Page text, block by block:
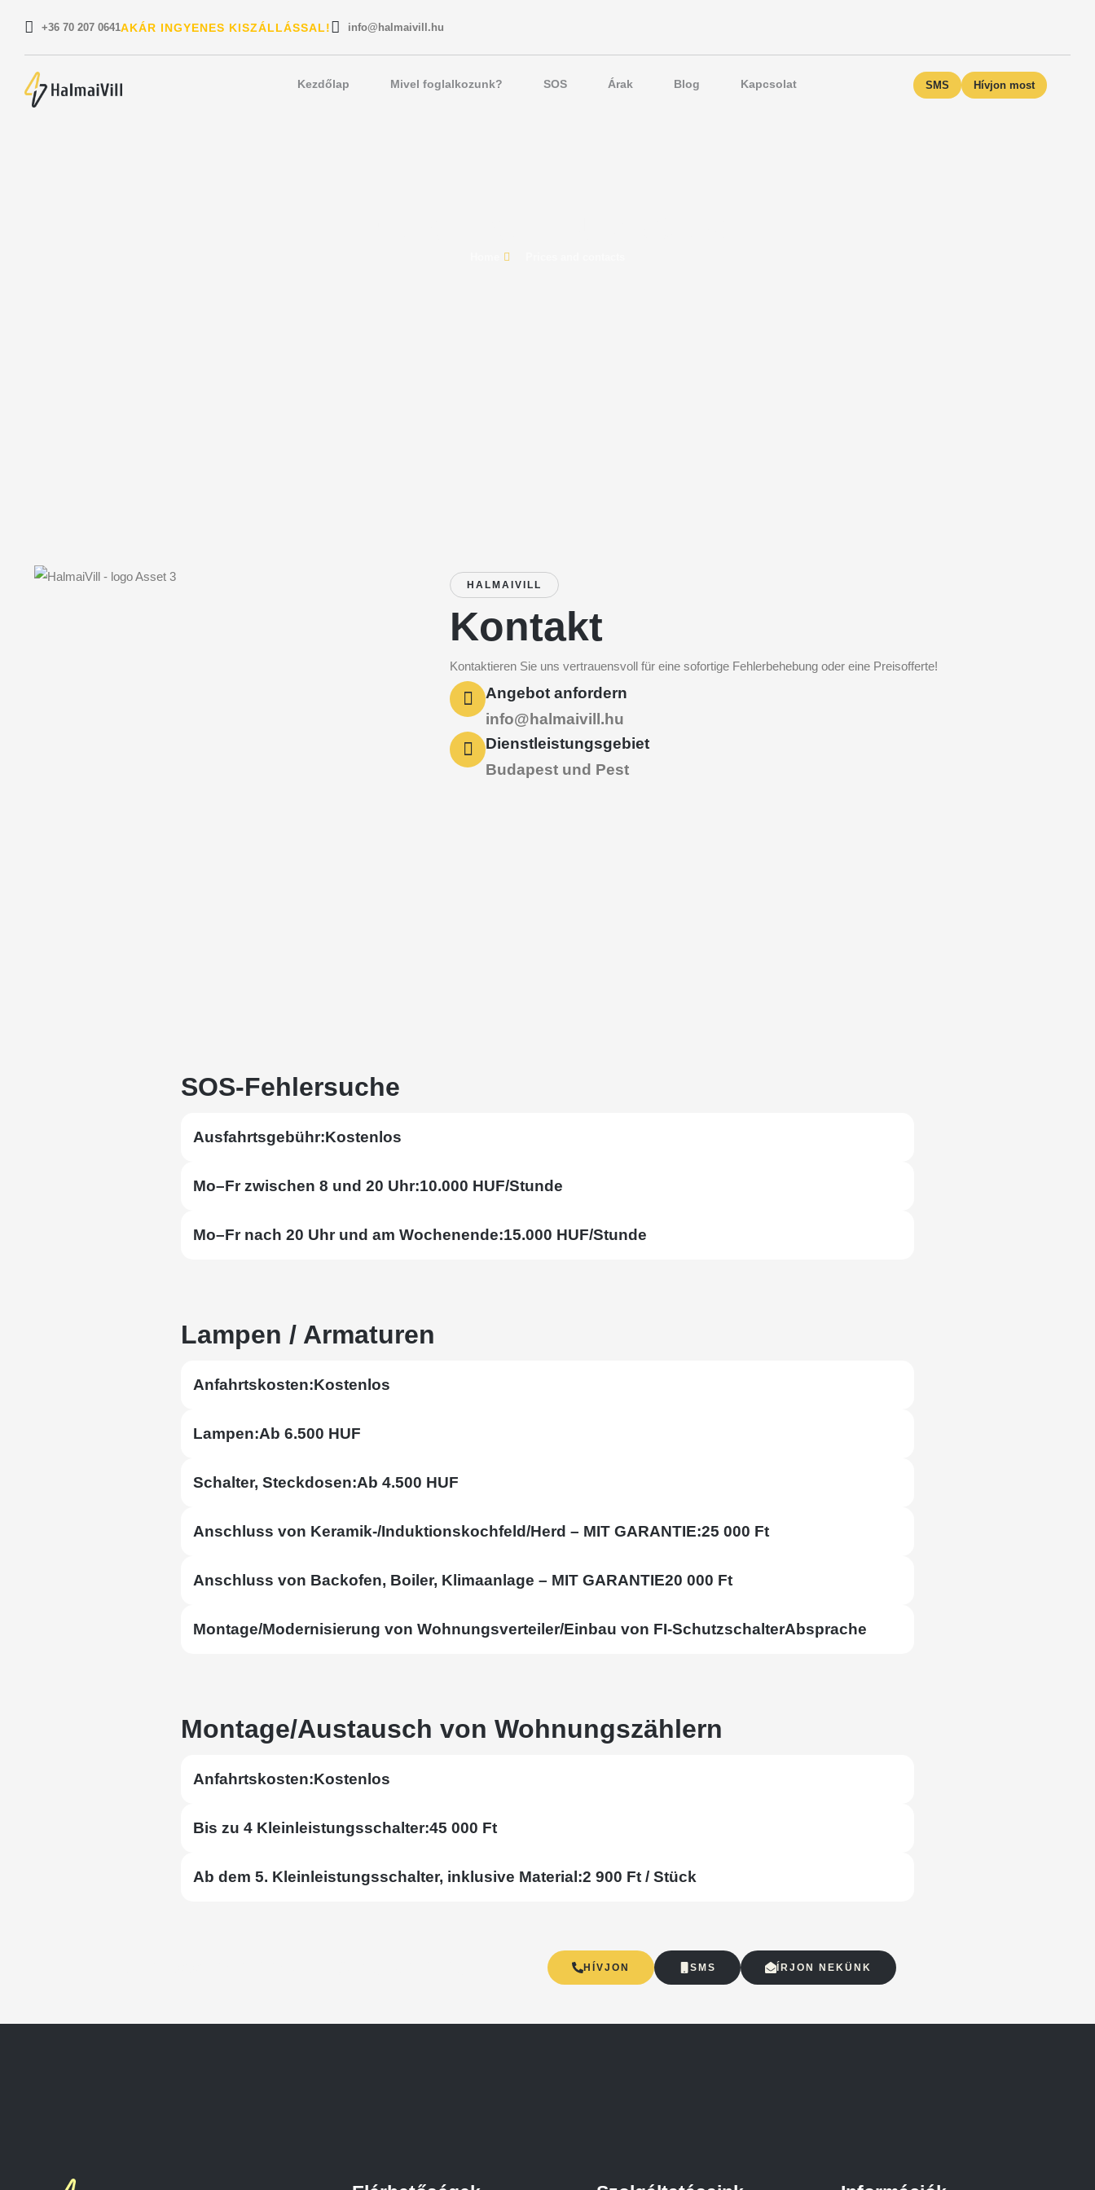
+36 70 207 0641AKÁR INGYENES KISZÁLLÁSSAL! info@halmaivill.hu
Kezdőlap Mivel foglalkozunk? SOS Árak Blog Kapcsolat SMS Hívjon most
HALMAIVILL
Kontakt
Kontaktieren Sie uns vertrauensvoll für eine sofortige Fehlerbehebung oder eine Preisofferte!
Angebot anfordern
info@halmaivill.hu
Dienstleistungsgebiet
Budapest und Pest
SOS-Fehlersuche
Ausfahrtsgebühr:Kostenlos
Mo–Fr zwischen 8 und 20 Uhr:10.000 HUF/Stunde
Mo–Fr nach 20 Uhr und am Wochenende:15.000 HUF/Stunde
Lampen / Armaturen
Anfahrtskosten:Kostenlos
Lampen:Ab 6.500 HUF
Schalter, Steckdosen:Ab 4.500 HUF
Anschluss von Keramik-/Induktionskochfeld/Herd – MIT GARANTIE:25 000 Ft
Anschluss von Backofen, Boiler, Klimaanlage – MIT GARANTIE20 000 Ft
Montage/Modernisierung von Wohnungsverteiler/Einbau von FI-SchutzschalterAbsprache
Montage/Austausch von Wohnungszählern
Anfahrtskosten:Kostenlos
Bis zu 4 Kleinleistungsschalter:45 000 Ft
Ab dem 5. Kleinleistungsschalter, inklusive Material:2 900 Ft / Stück
HÍVJON SMS ÍRJON NEKÜNK